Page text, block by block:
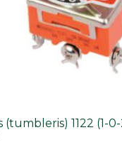
(tumbleris) 1122 (1-